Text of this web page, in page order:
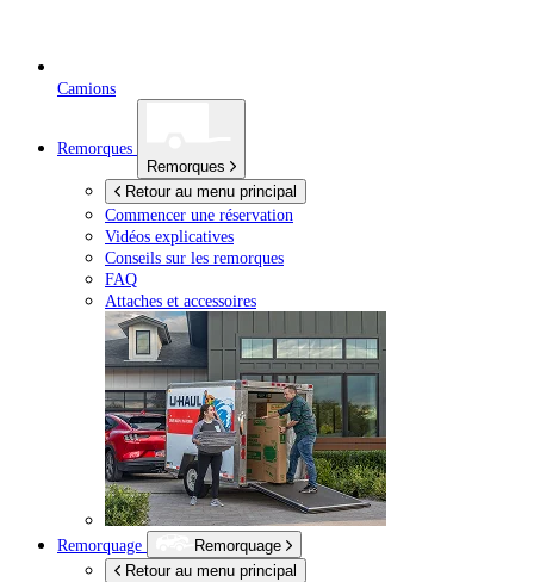
Camions
Remorques
Remorques
Retour au menu principal
Commencer une réservation
Vidéos explicatives
Conseils sur les remorques
FAQ
Attaches et accessoires
Remorquage
Remorquage
Retour au menu principal